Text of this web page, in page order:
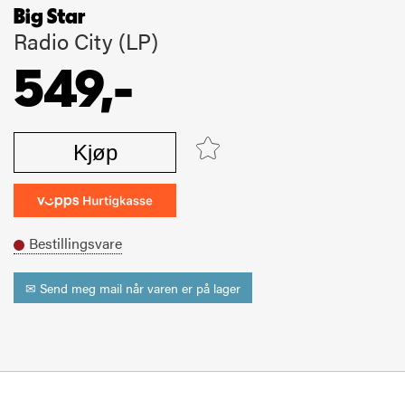
Big Star
Radio City (LP)
549,-
Kjøp
Bestillingsvare
✉ Send meg mail når varen er på lager